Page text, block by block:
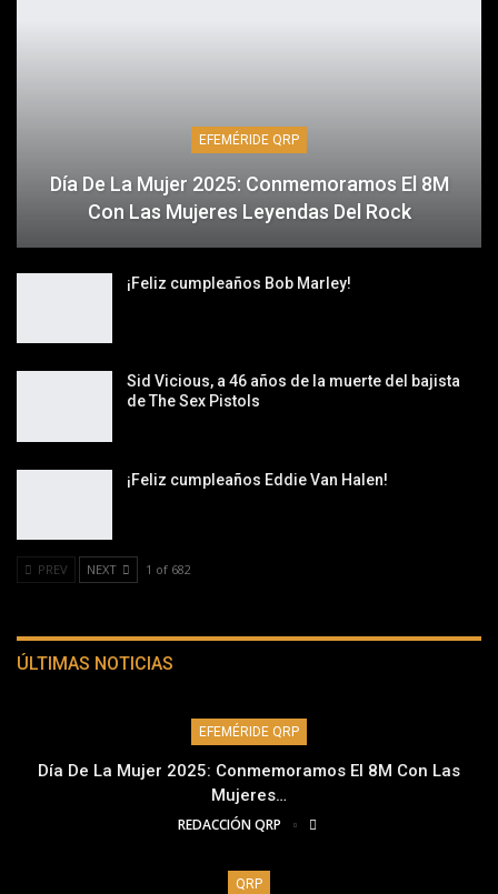
EFEMÉRIDE QRP
Día De La Mujer 2025: Conmemoramos El 8M
Con Las Mujeres Leyendas Del Rock
¡Feliz cumpleaños Bob Marley!
Sid Vicious, a 46 años de la muerte del bajista
de The Sex Pistols
¡Feliz cumpleaños Eddie Van Halen!
PREV NEXT 1 of 682
ÚLTIMAS NOTICIAS
EFEMÉRIDE QRP
Día De La Mujer 2025: Conmemoramos El 8M Con Las
Mujeres…
REDACCIÓN QRP
QRP